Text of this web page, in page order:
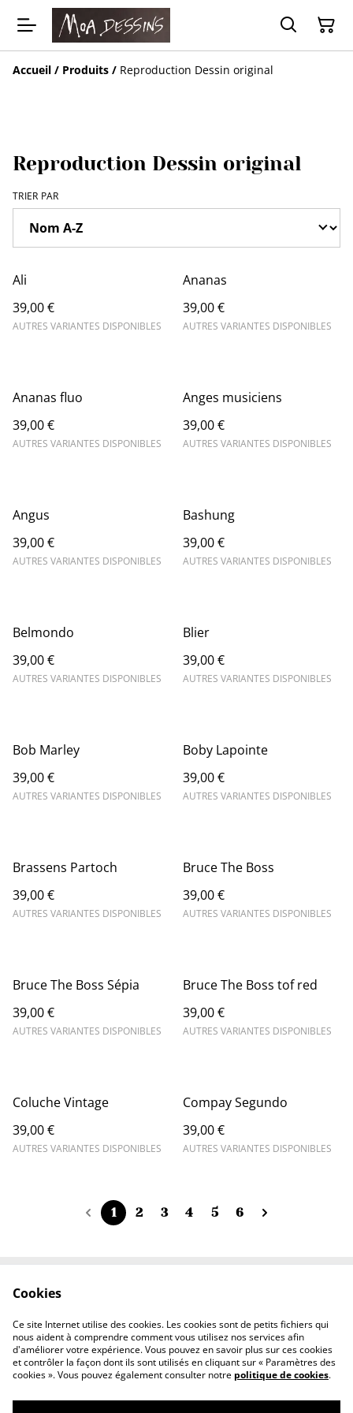
Accueil / Produits / Reproduction Dessin original
Reproduction Dessin original
TRIER PAR
Ali
39,00 €
AUTRES VARIANTES DISPONIBLES
Ananas
39,00 €
AUTRES VARIANTES DISPONIBLES
Ananas fluo
39,00 €
AUTRES VARIANTES DISPONIBLES
Anges musiciens
39,00 €
AUTRES VARIANTES DISPONIBLES
Angus
39,00 €
AUTRES VARIANTES DISPONIBLES
Bashung
39,00 €
AUTRES VARIANTES DISPONIBLES
Belmondo
39,00 €
AUTRES VARIANTES DISPONIBLES
Blier
39,00 €
AUTRES VARIANTES DISPONIBLES
Bob Marley
39,00 €
AUTRES VARIANTES DISPONIBLES
Boby Lapointe
39,00 €
AUTRES VARIANTES DISPONIBLES
Brassens Partoch
39,00 €
AUTRES VARIANTES DISPONIBLES
Bruce The Boss
39,00 €
AUTRES VARIANTES DISPONIBLES
Bruce The Boss Sépia
39,00 €
AUTRES VARIANTES DISPONIBLES
Bruce The Boss tof red
39,00 €
AUTRES VARIANTES DISPONIBLES
Coluche Vintage
39,00 €
AUTRES VARIANTES DISPONIBLES
Compay Segundo
39,00 €
AUTRES VARIANTES DISPONIBLES
1 2 3 4 5 6
Politique de
confidentialité
Politique de cookies
Cookies
Ce site Internet utilise des cookies. Les cookies sont de petits fichiers qui
nous aident à comprendre comment vous utilisez nos services afin
d'améliorer votre expérience. Vous pouvez en savoir plus sur ces cookies
et contrôler la façon dont ils sont utilisés en cliquant sur « Paramètres des
cookies ». Vous pouvez également consulter notre politique de cookies.